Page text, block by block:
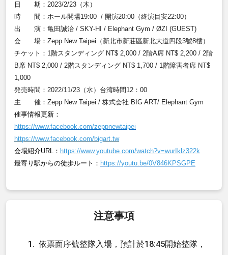
日 期：2023/2/23（木）
時 間：ホール開場19:00 / 開演20:00（終演目安22:00）
出 演：亀田誠治 / SKY-HI / Elephant Gym / ØZI (GUEST)
会 場：Zepp New Taipei（新北市新莊區新北大道四段3號8樓）
チケット：1階スタンディング NT$ 2,000 / 2階A席 NT$ 2,200 / 2階
B席 NT$ 2,000 / 2階スタンディング NT$ 1,700 / 1階障害者席 NT$
1,000
発売時間：2022/11/23（水）台湾時間12：00
主 催：Zepp New Taipei / 株式会社 BIG ART/ Elephant Gym
催事情報更新：
https://www.facebook.com/zeppnewtaipei
https://www.facebook.com/bigart.tw
会場紹介URL： https://www.youtube.com/watch?v=wurIklz322k
最寄り駅からの徒歩ルート ： https://youtu.be/0V846KPSGPE
注意事項
依票面序號整隊入場，預計於18:45開始整隊，